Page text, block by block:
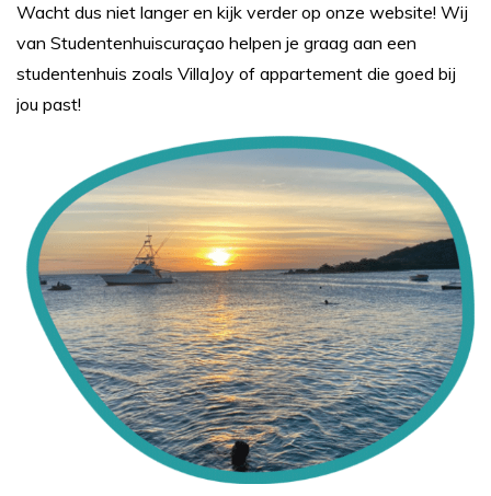
Wacht dus niet langer en kijk verder op onze website! Wij
van Studentenhuiscuraçao helpen je graag aan een
studentenhuis zoals VillaJoy of appartement die goed bij
jou past!